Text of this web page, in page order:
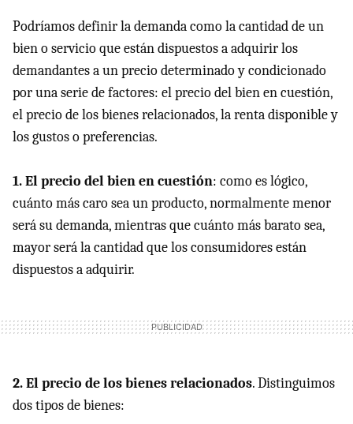
Podríamos definir la demanda como la cantidad de un
bien o servicio que están dispuestos a adquirir los
demandantes a un precio determinado y condicionado
por una serie de factores: el precio del bien en cuestión,
el precio de los bienes relacionados, la renta disponible y
los gustos o preferencias.
1. El precio del bien en cuestión: como es lógico,
cuánto más caro sea un producto, normalmente menor
será su demanda, mientras que cuánto más barato sea,
mayor será la cantidad que los consumidores están
dispuestos a adquirir.
2. El precio de los bienes relacionados. Distinguimos
dos tipos de bienes: